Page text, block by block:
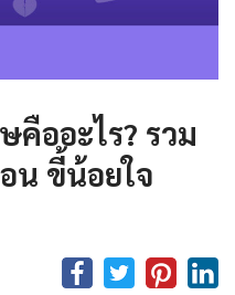
คืออะไร? รวม
น ขี้น้อยใจ